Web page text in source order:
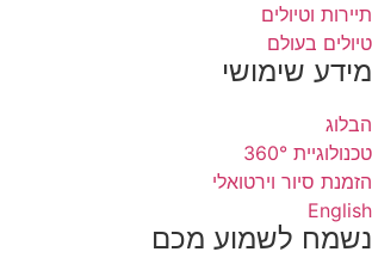
תיירות וטיולים
טיולים בעולם
מידע שימושי
הבלוג
טכנולוגיית 360°
הזמנת סיור וירטואלי
English
נשמח לשמוע מכם